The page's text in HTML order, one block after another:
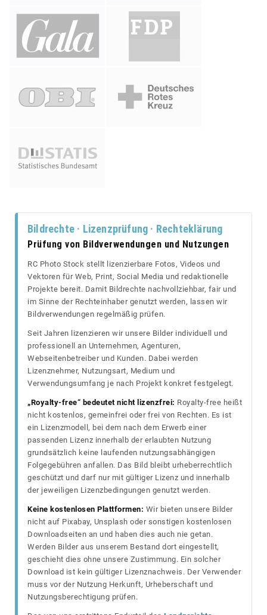
Bildrechte · Lizenzprüfung · Rechteklärung
Prüfung von Bildverwendungen und Nutzungen
RC Photo Stock stellt lizenzierbare Fotos, Videos und
Vektoren für Web, Print, Social Media und redaktionelle
Projekte bereit. Damit Bildrechte nachvollziehbar, fair und
im Sinne der Rechteinhaber genutzt werden, lassen wir
Bildverwendungen regelmäßig prüfen.
Seit Jahren lizenzieren wir unsere Bilder individuell und
professionell an Unternehmen, Agenturen,
Webseitenbetreiber und Kunden. Dabei werden
Lizenznehmer, Nutzungsart, Medium und
Verwendungsumfang je nach Projekt konkret festgelegt.
„Royalty-free“ bedeutet nicht lizenzfrei: Royalty-free heißt
nicht kostenlos, gemeinfrei oder frei von Rechten. Es ist
ein Lizenzmodell, bei dem nach dem Erwerb einer
passenden Lizenz innerhalb der erlaubten Nutzung
grundsätzlich keine laufenden nutzungsabhängigen
Folgegebühren anfallen. Das Bild bleibt urheberrechtlich
geschützt und darf nur mit gültiger Lizenz und innerhalb
der jeweiligen Lizenzbedingungen genutzt werden.
Keine kostenlosen Plattformen: Wir bieten unsere Bilder
nicht auf Pixabay, Unsplash oder sonstigen kostenlosen
Downloadseiten an und haben dies auch nie getan.
Werden Bilder aus unserem Bestand dort eingestellt,
geschieht dies ohne unsere Zustimmung. Ein solcher
Download ist kein gültiger Lizenznachweis. Der Verwender
muss vor der Nutzung Herkunft, Urheberschaft und
Nutzungsberechtigung prüfen.